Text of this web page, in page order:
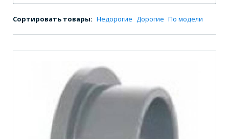
Сортировать товары: Недорогие Дорогие По модели